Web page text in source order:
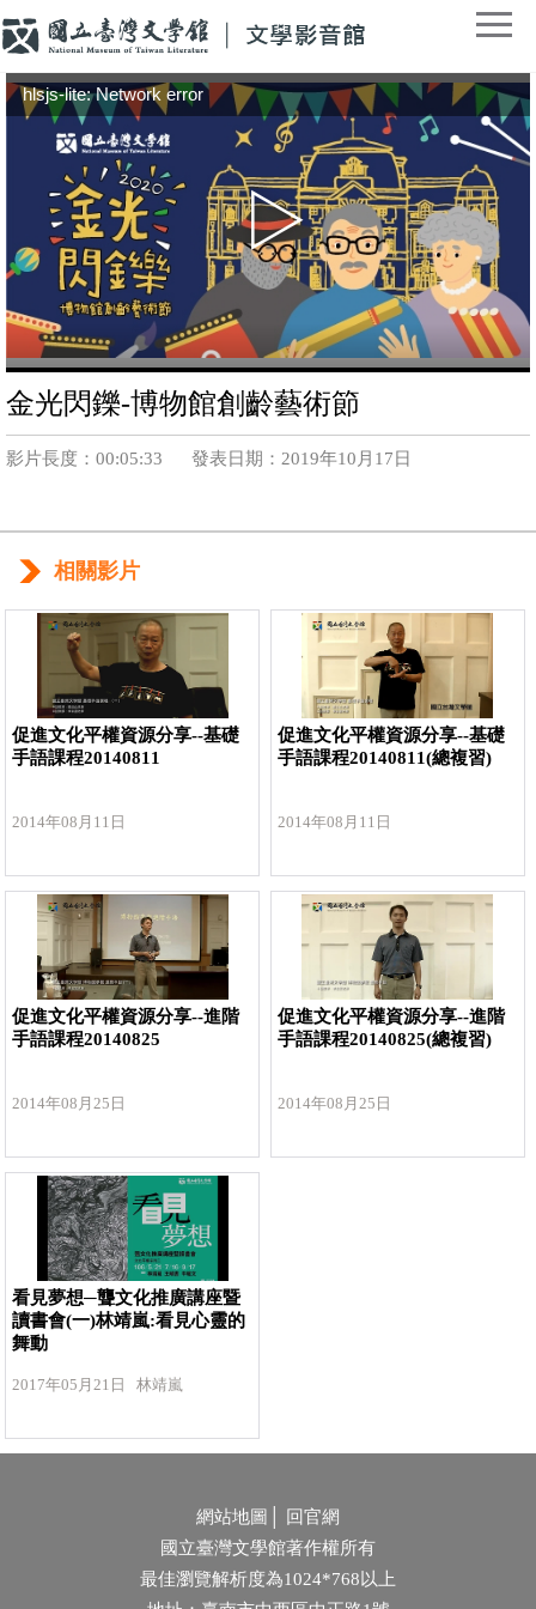
hlsjs-lite: Network error
金光閃鑠-博物館創齡藝術節
影片長度：00:05:33 發表日期：2019年10月17日
相關影片
促進文化平權資源分享--基礎
手語課程20140811
2014年08月11日
促進文化平權資源分享--基礎
手語課程20140811(總複習)
2014年08月11日
促進文化平權資源分享--進階
手語課程20140825
2014年08月25日
促進文化平權資源分享--進階
手語課程20140825(總複習)
2014年08月25日
看見夢想─聾文化推廣講座暨
讀書會(一)林靖嵐:看見心靈的
舞動
2017年05月21日 林靖嵐
網站地圖
回官網
國立臺灣文學館著作權所有
最佳瀏覽解析度為1024*768以上